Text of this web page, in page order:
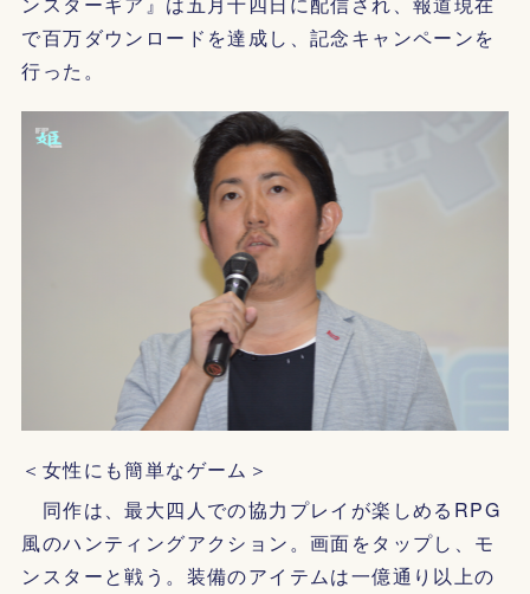
で百万ダウンロードを達成し、記念キャンペーンを
行った。
＜女性にも簡単なゲーム＞
同作は、最大四人での協力プレイが楽しめるRPG
風のハンティングアクション。画面をタップし、モ
ンスターと戦う。装備のアイテムは一億通り以上の